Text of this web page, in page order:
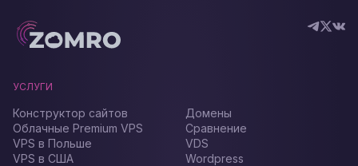
УСЛУГИ
Конструктор сайтов
Облачные Premium VPS
VPS в Польше
VPS в США
Домены
Сравнение
VDS
Wordpress